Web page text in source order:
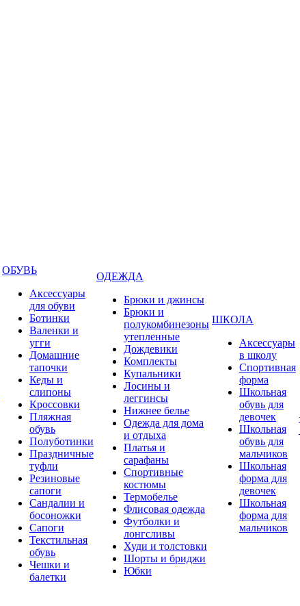
ОБУВЬ
Аксессуары
для обуви
Ботинки
Валенки и
угги
Домашние
тапочки
Кеды и
слипоны
Кроссовки
Пляжная
обувь
Полуботинки
Праздничные
туфли
Резиновые
сапоги
Сандалии и
босоножки
Сапоги
Текстильная
обувь
Чешки и
балетки
ОДЕЖДА
Брюки и джинсы
Брюки и
полукомбинезоны
утепленные
Дождевики
Комплекты
Купальники
Лосины и
леггинсы
Нижнее белье
Одежда для дома
и отдыха
Платья и
сарафаны
Спортивные
костюмы
Термобелье
Флисовая одежда
Футболки и
лонгсливы
Худи и толстовки
Шорты и бриджи
Юбки
ШКОЛА
Аксессуары
в школу
Спортивная
форма
Школьная
обувь для
девочек
Школьная
обувь для
мальчиков
Школьная
форма для
девочек
Школьная
форма для
мальчиков